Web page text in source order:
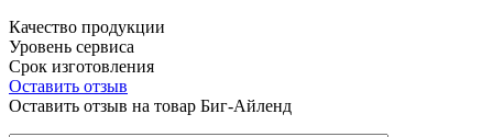
Качество продукции
Уровень сервиса
Срок изготовления
Оставить отзыв
Оставить отзыв на товар Биг-Айленд